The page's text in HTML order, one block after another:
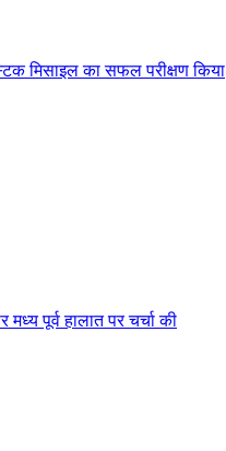
मिसाइल का सफल परीक्षण किया
पूर्व हालात पर चर्चा की